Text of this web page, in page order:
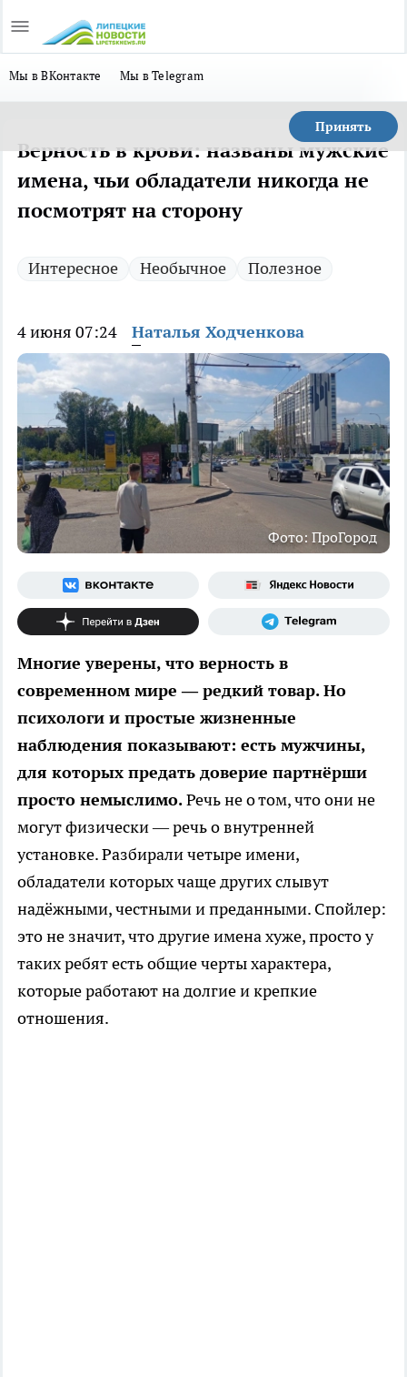
Мы в ВКонтакте Мы в Telegram
Принять
Верность в крови: названы мужские
имена, чьи обладатели никогда не
посмотрят на сторону
Интересное Необычное Полезное
4 июня 07:24 Наталья Ходченкова
Фото: ПроГород
Многие уверены, что верность в
современном мире — редкий товар. Но
психологи и простые жизненные
наблюдения показывают: есть мужчины,
для которых предать доверие партнёрши
просто немыслимо.Речь не о том, что они не
могут физически — речь о внутренней
установке. Разбирали четыре имени,
обладатели которых чаще других слывут
надёжными, честными и преданными. Спойлер:
это не значит, что другие имена хуже, просто у
таких ребят есть общие черты характера,
которые работают на долгие и крепкие
отношения.